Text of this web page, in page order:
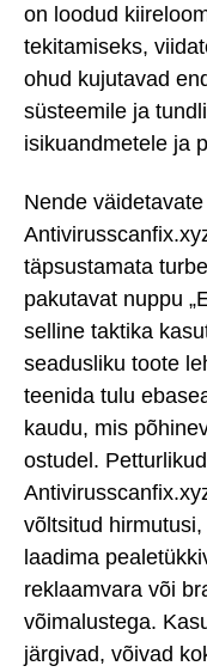
on loodud
tekitamiseks,
ohud kujutavad
süsteemile ja
isikuandmetele ja
Nende
täpsustamata
pakutavat nuppu
selline taktika
seadusliku toote
teenida tulu
kaudu, mis
ostudel.
võltsitud
laadima
reklaamvara või
võimalustega.
järgivad, võivad